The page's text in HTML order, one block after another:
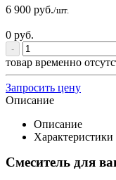
6 900 руб./шт.
0 руб.
-
товар временно
Запросить цену
Описание
Описание
Характеристики
Смеситель для